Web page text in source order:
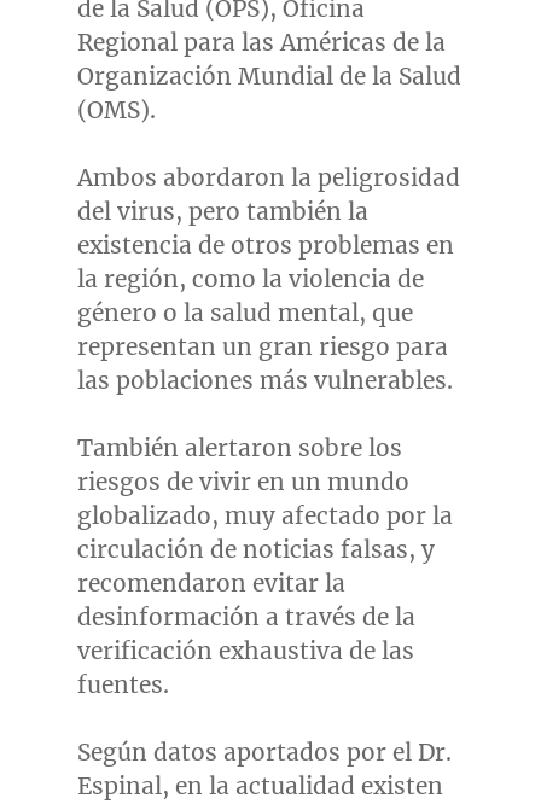
de la Salud (OPS), Oficina
Regional para las Américas de la
Organización Mundial de la Salud
(OMS).
Ambos abordaron la peligrosidad
del virus, pero también la
existencia de otros problemas en
la región, como la violencia de
género o la salud mental, que
representan un gran riesgo para
las poblaciones más vulnerables.
También alertaron sobre los
riesgos de vivir en un mundo
globalizado, muy afectado por la
circulación de noticias falsas, y
recomendaron evitar la
desinformación a través de la
verificación exhaustiva de las
fuentes.
Según datos aportados por el Dr.
Espinal, en la actualidad existen